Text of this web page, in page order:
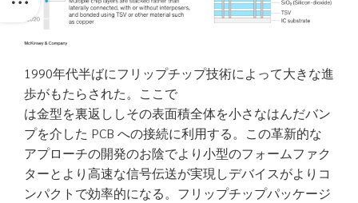
1990年代半ばにフリップチップ技術によって大きな進
歩がもたらされた。ここで
は金型を裏返ししその表面積全体を小さなはんだバン
プを介した PCB への接続に利用する。この革新的な
アプローチの開発のお陰でより小型のフォームファク
ターとより高速な信号伝送が実現しデバイスがよりコ
ンパクトで効率的になる。フリップチップパッケージ